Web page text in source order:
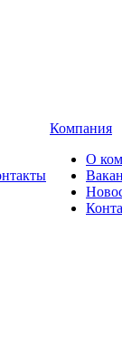
Компания
О